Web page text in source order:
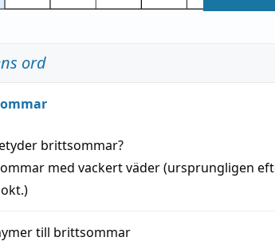
ord
brittsommar?
med vackertväder(ursprungligen
till brittsommar